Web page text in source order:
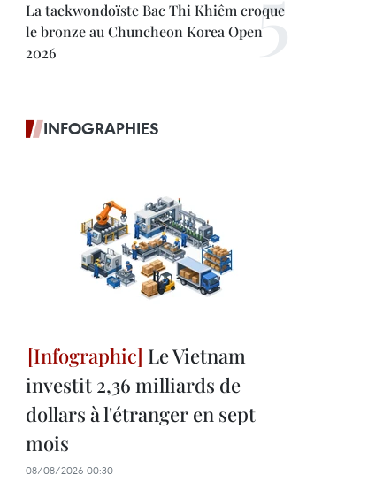
La taekwondoïste Bac Thi Khiêm croque
le bronze au Chuncheon Korea Open
2026
INFOGRAPHIES
Le Vietnam
investit 2,36 milliards de
dollars à l'étranger en sept
mois
08/08/2026 00:30